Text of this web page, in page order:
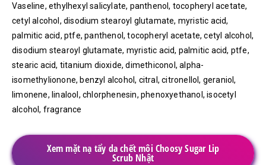
Vaseline, ethylhexyl salicylate, panthenol, tocopheryl acetate,
cetyl alcohol, disodium stearoyl glutamate, myristic acid,
palmitic acid, ptfe, panthenol, tocopheryl acetate, cetyl alcohol,
disodium stearoyl glutamate, myristic acid, palmitic acid, ptfe,
stearic acid, titanium dioxide, dimethiconol, alpha-
isomethylionone, benzyl alcohol, citral, citronellol, geraniol,
limonene, linalool, chlorphenesin, phenoxyethanol, isocetyl
alcohol, fragrance
Xem mặt nạ tẩy da chết môi Choosy Sugar Lip
Scrub Nhật